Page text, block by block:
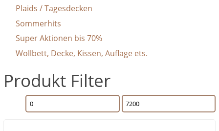
Plaids / Tagesdecken
Sommerhits
Super Aktionen bis 70%
Wollbett, Decke, Kissen, Auflage ets.
Produkt Filter